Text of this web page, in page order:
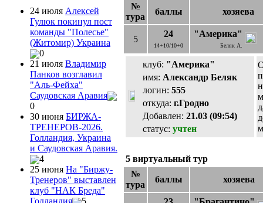
24 июля Алексей
Гулюк покинул пост
команды "Полесье"
(Житомир) Украина
0
21 июля Владимир
Панков возглавил
"Аль-Фейха"
Саудовская Аравия
0
30 июня БИРЖА-
ТРЕНЕРОВ-2026.
Голландия, Украина
и Саудовская Аравия.
4
25 июня На "Биржу-
Тренеров" выставлен
клуб "НАК Бреда"
№
тура
баллы хозяева
5
24
14+10/10+0
"Америка"
Беляк А.
клуб: "Америка"
имя: Александр Беляк
логин: 555
откуда: г.Гродно
Добавлен: 21.03 (09:54)
статус: учтен
5 виртуальный тур
№
тура
баллы хозяева